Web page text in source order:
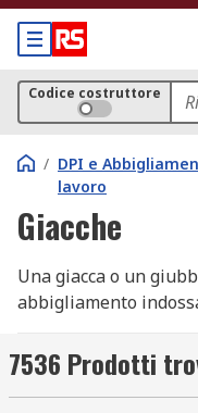
Codice costruttore
/ DPI e
lavoro
Giacche
Una giacca o un
abbigliamento
alla vita o di media
fissano sulla parte
7536 Prodotti